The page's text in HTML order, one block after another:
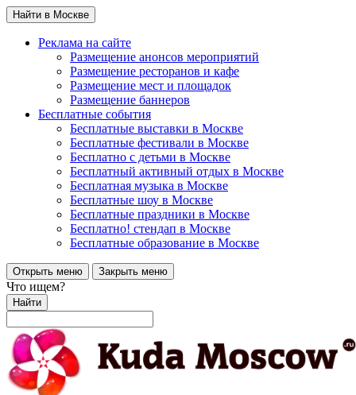
Найти в Москве
Реклама на сайте
Размещение анонсов мероприятий
Размещение ресторанов и кафе
Размещение мест и площадок
Размещение баннеров
Бесплатные события
Бесплатные выставки в Москве
Бесплатные фестивали в Москве
Бесплатно с детьми в Москве
Бесплатный активный отдых в Москве
Бесплатная музыка в Москве
Бесплатные шоу в Москве
Бесплатные праздники в Москве
Бесплатно! стендап в Москве
Бесплатные образование в Москве
Открыть меню Закрыть меню
Что ищем?
Найти